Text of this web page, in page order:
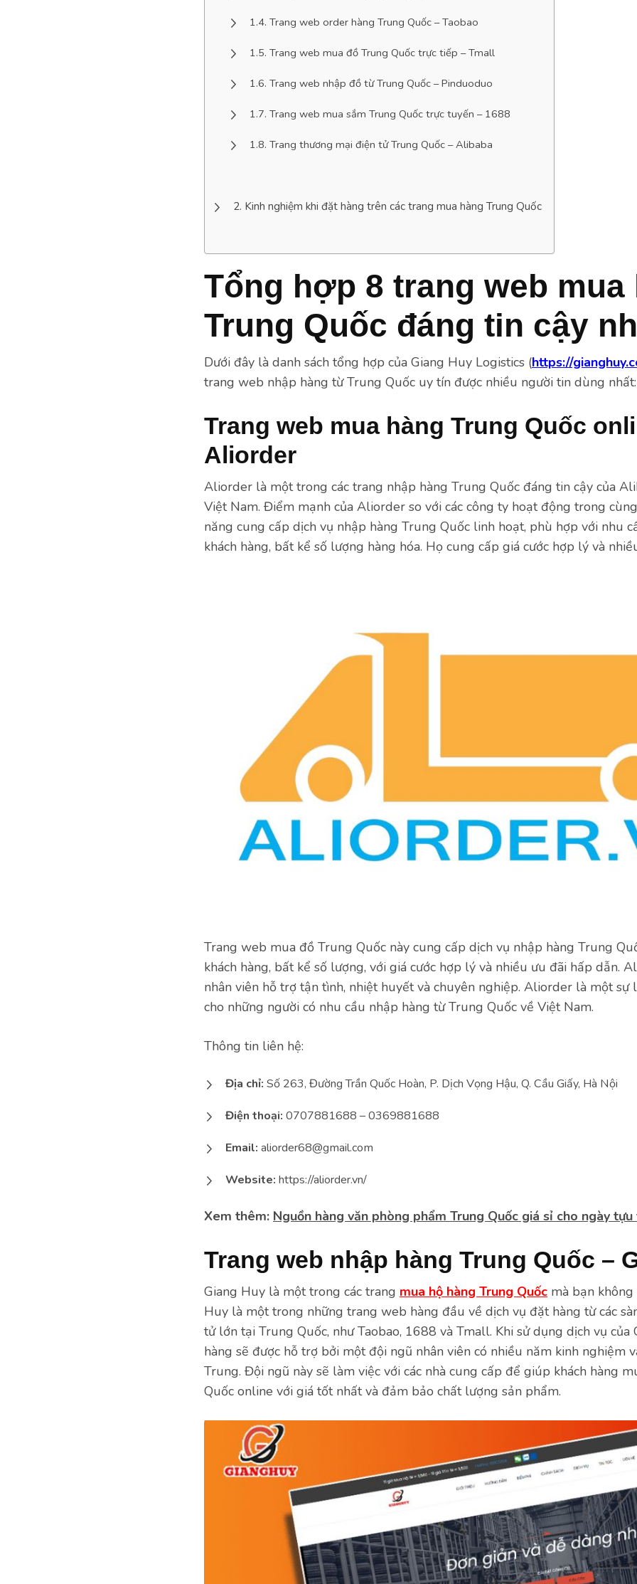
Trang web order hàng Trung Quốc – Taobao
Trang web mua đồ Trung Quốc trực tiếp – Tmall
Trang web nhập đồ từ Trung Quốc – Pinduoduo
Trang web mua sắm Trung Quốc trực tuyến – 1688
Trang thương mại điện tử Trung Quốc – Alibaba
Kinh nghiệm khi đặt hàng trên các trang mua hàng Trung Quốc
Tổng hợp 8 trang web mua
Trung Quốc đáng tin cậy
Dưới đây là danh sách tổng hợp của Giang Huy Logistics (https://
trang web nhập hàng từ Trung Quốc uy tín được nhiều người tin dùng nhất:
Trang web mua hàng Trung Quốc
Aliorder
Aliorder là một trong các trang nhập hàng Trung Quốc đáng tin cậy của
Việt Nam. Điểm mạnh của Aliorder so với các công ty hoạt động trong
năng cung cấp dịch vụ nhập hàng Trung Quốc linh hoạt, phù hợp với nhu
khách hàng, bất kể số lượng hàng hóa. Họ cung cấp giá cước hợp lý và
Trang web mua đồ Trung Quốc này cung cấp dịch vụ nhập hàng Trung
khách hàng, bất kể số lượng, với giá cước hợp lý và nhiều ưu đãi hấp dẫn.
nhân viên hỗ trợ tận tình, nhiệt huyết và chuyên nghiệp. Aliorder là một sự
cho những người có nhu cầu nhập hàng từ Trung Quốc về Việt Nam.
Thông tin liên hệ:
Địa chỉ: Số 263, Đường Trần Quốc Hoàn, P. Dịch Vọng Hậu, Q. Cầu Giấy, Hà Nội
Điện thoại: 0707881688 – 0369881688
Email: aliorder68@gmail.com
Website: https://aliorder.vn/
Xem thêm: Nguồn hàng văn phòng phẩm Trung Quốc giá sỉ cho ngày
Trang web nhập hàng Trung Quốc –
Giang Huy là một trong các trang mua hộ hàng Trung Quốc mà bạn
Huy là một trong những trang web hàng đầu về dịch vụ đặt hàng từ các
tử lớn tại Trung Quốc, như Taobao, 1688 và Tmall. Khi sử dụng dịch vụ của
hàng sẽ được hỗ trợ bởi một đội ngũ nhân viên có nhiều năm kinh nghiệm
Trung. Đội ngũ này sẽ làm việc với các nhà cung cấp để giúp khách hàng
Quốc online với giá tốt nhất và đảm bảo chất lượng sản phẩm.